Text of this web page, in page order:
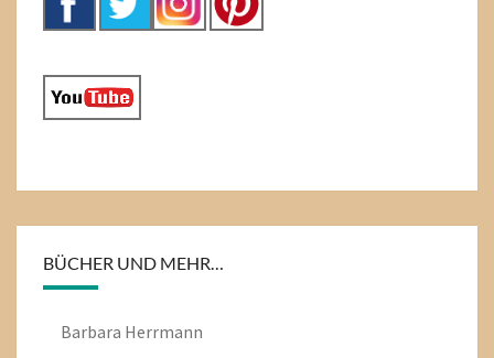
BÜCHER UND MEHR…
Barbara Herrmann